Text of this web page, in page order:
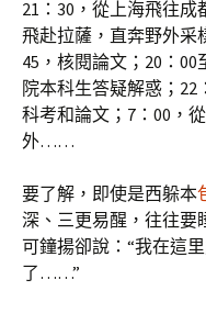
21：30，從上海飛往
飛赴拉薩，直奔野外采
45，核閱論文；20：
院本科生答疑解惑；22
科考和論文；7：00，
外……
要了解，即使是西躲本
深、三更易醒，往往要
可鐘揚卻說：“我在這
了……”